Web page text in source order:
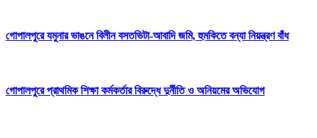
গোপালপুরে যমুনার ভাঙনে বিলীন বসতভিটা-আবাদি জমি, হুমকিতে বন্যা নিয়ন্ত্রণ বাঁধ
গোপালপুরে প্রাথমিক শিক্ষা কর্মকর্তার বিরুদ্ধে দুর্নীতি ও অনিয়মের অভিযোগ